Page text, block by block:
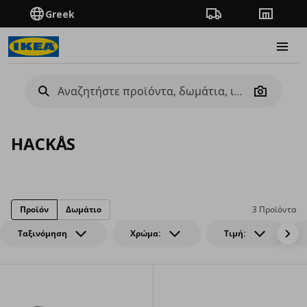
Greek Πορεία παραγγελίας
Camera
HACKÅS
Ταξινόμηση Χρώμα: Τιμή:
3 Προϊόντα
Προϊόν Δωμάτιο